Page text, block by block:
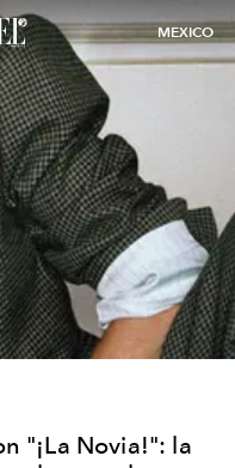
MEXICO
"¡La Novia!": la